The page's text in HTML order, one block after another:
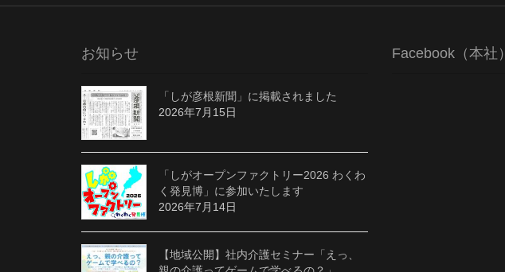
お知らせ
「しが彦根新聞」に掲載されました
2026年7月15日
「しがオープンファクトリー2026 わくわ
く発見博」に参加いたします
2026年7月14日
【地域公開】社内介護セミナー「えっ、
Facebook（本社）